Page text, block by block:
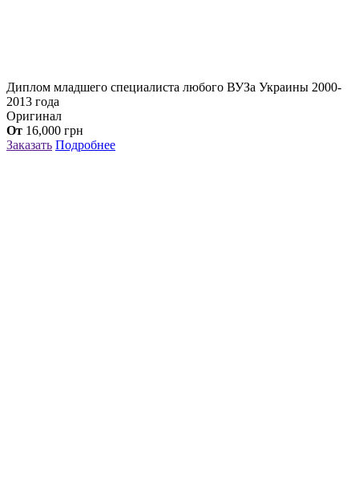
Диплом младшего специалиста любого ВУЗа Украины 2000-
2013 года
Оригинал
От 16,000 грн
Заказать Подробнее